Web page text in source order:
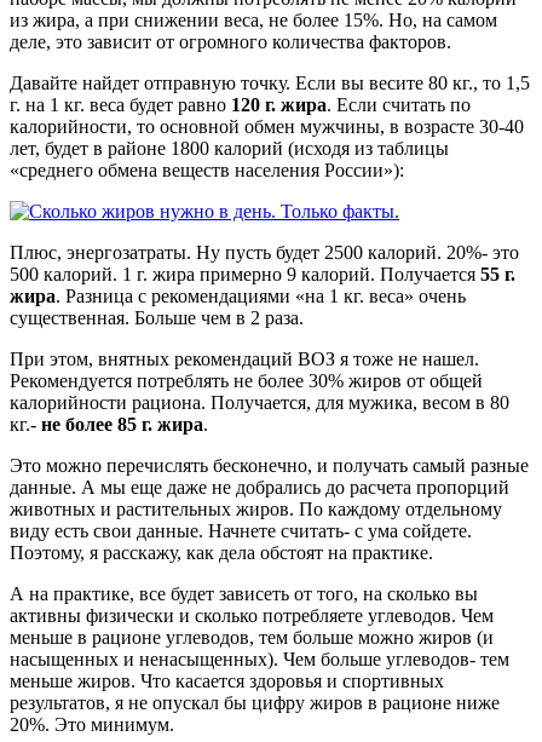
из жира, а при снижении веса, не более 15%. Но, на самом
деле, это зависит от огромного количества факторов.
Давайте найдет отправную точку. Если вы весите 80 кг., то 1,5
г. на 1 кг. веса будет равно 120 г. жира. Если считать по
калорийности, то основной обмен мужчины, в возрасте 30-40
лет, будет в районе 1800 калорий (исходя из таблицы
«среднего обмена веществ населения России»):
Плюс, энергозатраты. Ну пусть будет 2500 калорий. 20%- это
500 калорий. 1 г. жира примерно 9 калорий. Получается 55 г.
жира. Разница с рекомендациями «на 1 кг. веса» очень
существенная. Больше чем в 2 раза.
При этом, внятных рекомендаций ВОЗ я тоже не нашел.
Рекомендуется потреблять не более 30% жиров от общей
калорийности рациона. Получается, для мужика, весом в 80
кг.- не более 85 г. жира.
Это можно перечислять бесконечно, и получать самый разные
данные. А мы еще даже не добрались до расчета пропорций
животных и растительных жиров. По каждому отдельному
виду есть свои данные. Начнете считать- с ума сойдете.
Поэтому, я расскажу, как дела обстоят на практике.
А на практике, все будет зависеть от того, на сколько вы
активны физически и сколько потребляете углеводов. Чем
меньше в рационе углеводов, тем больше можно жиров (и
насыщенных и ненасыщенных). Чем больше углеводов- тем
меньше жиров. Что касается здоровья и спортивных
результатов, я не опускал бы цифру жиров в рационе ниже
20%. Это минимум.